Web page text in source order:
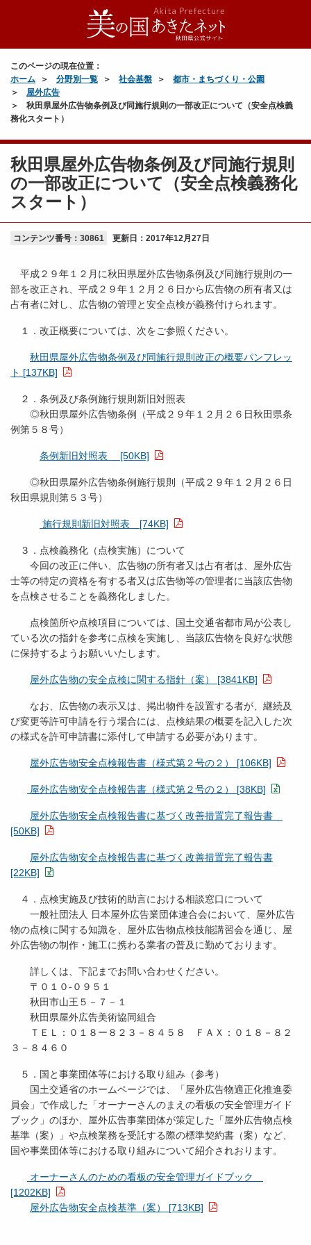
このページの現在位置：
ホーム
分野別一覧 社会基盤
都市・まちづくり・公園
屋外広告
秋田県屋外広告物条例及び同施行規則の一部改正について（安全点検義
務化スタート）
秋田県屋外広告物条例及び同施行規則
の一部改正について（安全点検義務化
スタート）
コンテンツ番号：30861 更新日： 2017年12月27日
平成２９年１２月に秋田県屋外広告物条例及び同施行規則の一
部を改正され、平成２９年１２月２６日から広告物の所有者又は
占有者に対し、広告物の管理と安全点検が義務付けられます。
１．改正概要については、次をご参照ください。
秋田県屋外広告物条例及び同施行規則改正の概要パンフレッ
ト [137KB]
２．条例及び条例施行規則新旧対照表
◎秋田県屋外広告物条例（平成２９年１２月２６日秋田県条
例第５８号）
条例新旧対照表 [50KB]
◎秋田県屋外広告物条例施行規則（平成２９年１２月２６日
秋田県規則第５３号）
施行規則新旧対照表 [74KB]
３．点検義務化（点検実施）について
今回の改正に伴い、広告物の所有者又は占有者は、屋外広告
士等の特定の資格を有する者又は広告物等の管理者に当該広告物
を点検させることを義務化しました。
点検箇所や点検項目については、国土交通省都市局が公表し
ている次の指針を参考に点検を実施し、当該広告物を良好な状態
に保持するようお願いいたします。
屋外広告物の安全点検に関する指針（案） [3841KB]
なお、広告物の表示又は、掲出物件を設置する者が、継続及
び変更等許可申請を行う場合には、点検結果の概要を記入した次
の様式を許可申請書に添付して申請する必要があります。
屋外広告物安全点検報告書（様式第２号の２） [106KB]
屋外広告物安全点検報告書（様式第２号の２） [38KB]
屋外広告物安全点検報告書に基づく改善措置完了報告書
[50KB]
屋外広告物安全点検報告書に基づく改善措置完了報告書
[22KB]
４．点検実施及び技術的助言における相談窓口について
一般社団法人 日本屋外広告業団体連合会において、屋外広告
物の点検に関する知識を、屋外広告物点検技能講習会を通じ、屋
外広告物の制作・施工に携わる業者の普及に勤めております。
詳しくは、下記までお問い合わせください。
〒０１０-０９５１
秋田市山王５－７－１
秋田県屋外広告美術協同組合
ＴＥＬ：０１８ー８２３－８４５８ ＦＡＸ：０１８－８２
３－８４６０
５．国と事業団体等における取り組み（参考）
国土交通省のホームページでは、「屋外広告物適正化推進委
員会」で作成した「オーナーさんのまえの看板の安全管理ガイド
ブック」のほか、屋外広告事業団体が策定した「屋外広告物点検
基準（案）」や点検業務を受託する際の標準契約書（案）など、
国や事業団体等における取り組みについて紹介されおります。
オーナーさんのための看板の安全管理ガイドブック
[1202KB]
屋外広告物安全点検基準（案） [713KB]